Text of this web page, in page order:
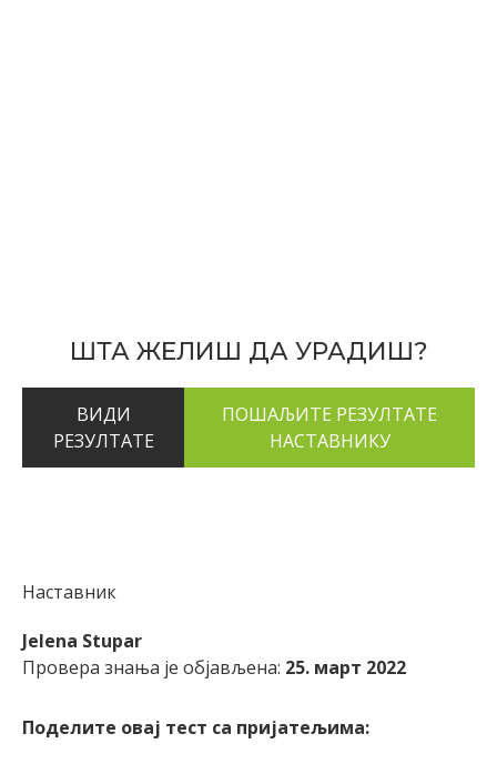
ШТА ЖЕЛИШ ДА УРАДИШ?
ВИДИ
РЕЗУЛТАТЕ
Наставник
Jelena Stupar
Провера знања је објављена: 25. март 2022
Поделите овај тест са пријатељима: